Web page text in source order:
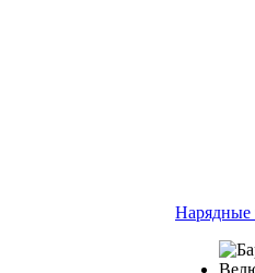
Нарядные